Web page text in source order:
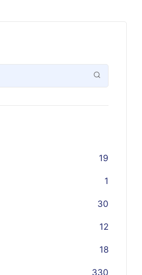
19
1
30
12
18
330